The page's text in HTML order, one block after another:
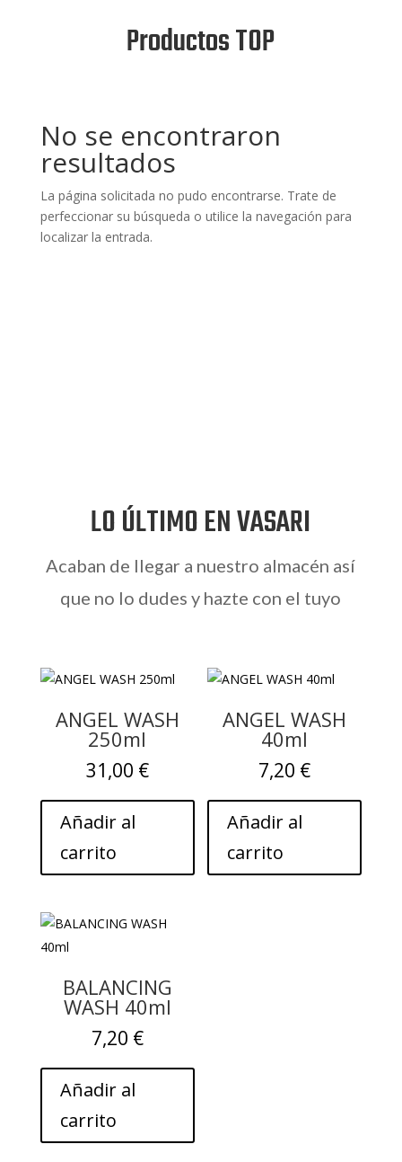
Productos TOP
No se encontraron
resultados
La página solicitada no pudo encontrarse. Trate de
perfeccionar su búsqueda o utilice la navegación para
localizar la entrada.
LO ÚLTIMO EN VASARI
Acaban de llegar a nuestro almacén así
que no lo dudes y hazte con el tuyo
ANGEL WASH
250ml
31,00 €
Añadir al
carrito
ANGEL WASH
40ml
7,20 €
Añadir al
carrito
BALANCING
WASH 40ml
7,20 €
Añadir al
carrito